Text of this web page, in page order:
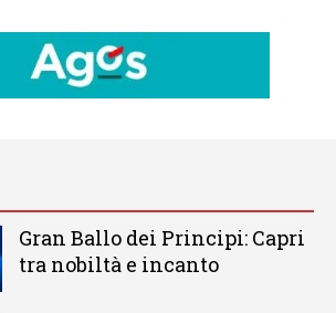
Gran Ballo dei Principi: Capri
tra nobiltà e incanto